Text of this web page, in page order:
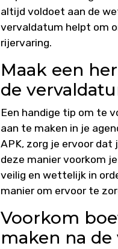
altijd voldoet aan de
vervaldatum helpt om
rijervaring.
Maak een
de
Een handige tip om te
aan te maken in je
APK, zorg je ervoor dat
deze manier voorkom
veilig en wettelijk in
manier om ervoor te
Voorkom
maken na